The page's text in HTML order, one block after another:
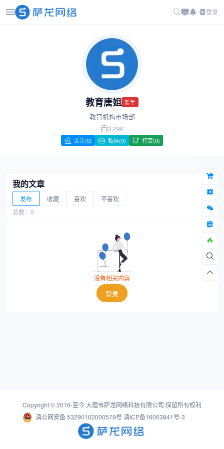
登录
教育唐姐 新手
教育机构市场部
3.29K
关注(0) 私信(0) 打赏(0)
我的文章
发布 收藏 喜欢
不喜欢
总数：0
没有相关内容
登录
Copyright © 2016-至今大理市萨龙网络科技有限公司.保留所有权利
滇公网安备 53290102000579号 滇ICP备16003941号-3